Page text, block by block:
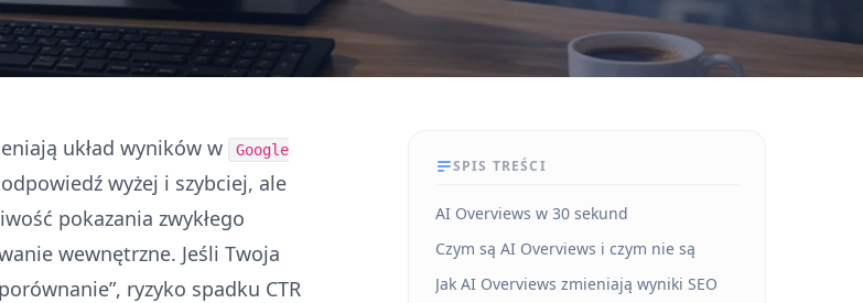
układ wyników w
Google
wyżej i szybciej, ale
pokazania zwykłego
wewnętrzne. Jeśli Twoja
ryzyko spadku CTR
SPIS TREŚCI
AI Overviews w 30 sekund
Czym są AI Overviews i czym nie są
Jak AI Overviews zmieniają wyniki SEO